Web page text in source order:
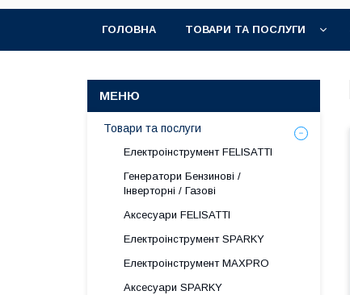
ГОЛОВНА ТОВАРИ ТА ПОСЛУГИ
Товари та послуги
Електроінструмент FELISATTI
Генератори Бензинові /
Інверторні / Газові
Аксесуари FELISATTI
Електроінструмент SPARKY
Електроінструмент MAXPRO
Аксесуари SPARKY